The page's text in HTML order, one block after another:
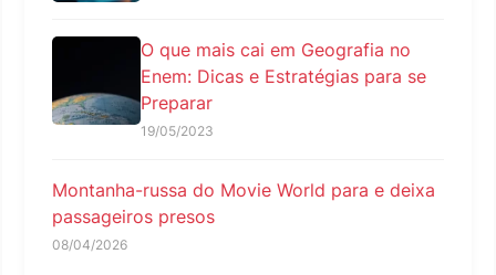
O que mais cai em Geografia no
Enem: Dicas e Estratégias para se
Preparar
19/05/2023
Montanha-russa do Movie World para e deixa
passageiros presos
08/04/2026